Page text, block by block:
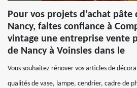
Pour vos projets d’achat pâte
Nancy, faites confiance à
vintage une entreprise vente
de Nancy à Voinsles dans le
Vous souhaitez rénover vos articles de
qualités de vase, lampe, cendrier, cadre de